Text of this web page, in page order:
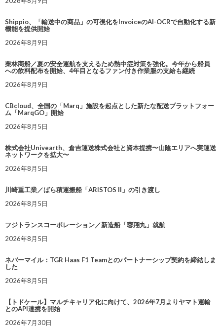
Shippio、「輸送中の商品」の可視化をInvoiceのAI-OCRで自動化する新
機能を提供開始
2026年8月9日
栗林商船／夏の安全運航を支えるため熱中症対策を強化。今年から船員
への飲料配布を開始、4年目となるファン付き作業服の支給も継続
2026年8月9日
CBcloud、全国の「Marq」施設を起点とした新たな配送プラットフォー
ム「MarqGO」開始
2026年8月5日
株式会社Univearth、倉吉運送株式会社と資本提携〜山陰エリアへ実運送
ネットワークを拡大〜
2026年8月5日
川崎重工業／ばら積運搬船「ARISTOS II」の引き渡し
2026年8月5日
フジトランスコーポレーション／新造船「蓉翔丸」就航
2026年8月5日
ネバーマイル：TGR Haas F1 Teamとのパートナーシップ契約を締結しま
した
2026年8月5日
【トドケール】マルチキャリア化に向けて、2026年7月よりヤマト運輸
とのAPI連携を開始
2026年7月30日